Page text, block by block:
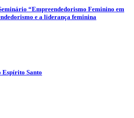
“Empreendedorismo Feminino em
e a liderança feminina
Espírito Santo